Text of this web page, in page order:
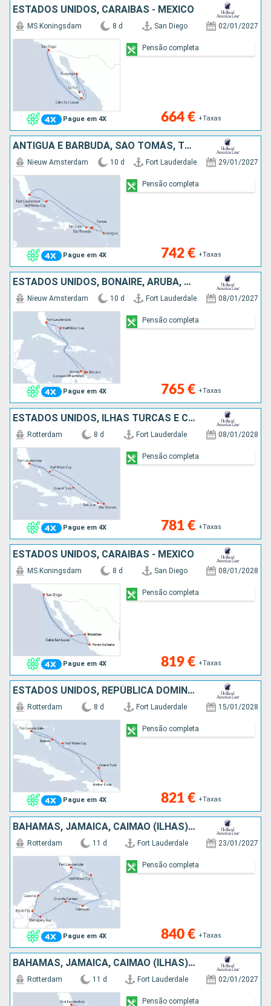
ESTADOS UNIDOS, CARAIBAS - MEXICO
Pague em 4X
MS Koningsdam 8 d San Diego 02/01/2027
664 € +Taxas
Pensão completa
ANTÍGUA E BARBUDA, SÃO TOMÁS, TORTOLA, PORTO RICO, BAHAMAS, ESTADOS UNIDOS
Pague em 4X
Nieuw Amsterdam 10 d Fort Lauderdale 29/01/2027
742 € +Taxas
Pensão completa
ESTADOS UNIDOS, BONAIRE, ARUBA, BAHAMAS
Pague em 4X
Nieuw Amsterdam 10 d Fort Lauderdale 08/01/2027
765 € +Taxas
Pensão completa
ESTADOS UNIDOS, ILHAS TURCAS E CAICOS, PORTO RICO, SÃO TOMÁS, BAHAMAS
Pague em 4X
Rotterdam 8 d Fort Lauderdale 08/01/2028
781 € +Taxas
Pensão completa
ESTADOS UNIDOS, CARAIBAS - MEXICO
Pague em 4X
MS Koningsdam 8 d San Diego 08/01/2028
819 € +Taxas
Pensão completa
ESTADOS UNIDOS, REPÚBLICA DOMINICANA, ILHAS TURCAS E CAICOS, BAHAMAS
Pague em 4X
Rotterdam 8 d Fort Lauderdale 15/01/2028
821 € +Taxas
Pensão completa
BAHAMAS, JAMAICA, CAIMÃO (ILHAS), HONDURAS, BELIZE, CARAIBAS - MEXICO, ESTADOS UNIDOS
Pague em 4X
Rotterdam 11 d Fort Lauderdale 23/01/2027
840 € +Taxas
Pensão completa
BAHAMAS, JAMAICA, CAIMÃO (ILHAS), BELIZE, CARAIBAS - MEXICO, ESTADOS UNIDOS
Rotterdam 11 d Fort Lauderdale 02/01/2027
Pensão completa